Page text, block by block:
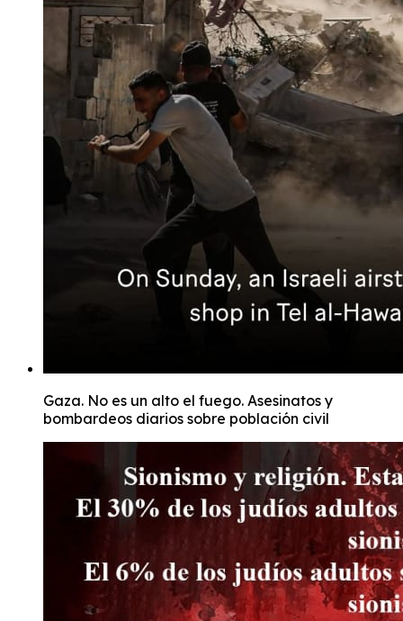
Gaza. No es un alto el fuego. Asesinatos y
bombardeos diarios sobre población civil